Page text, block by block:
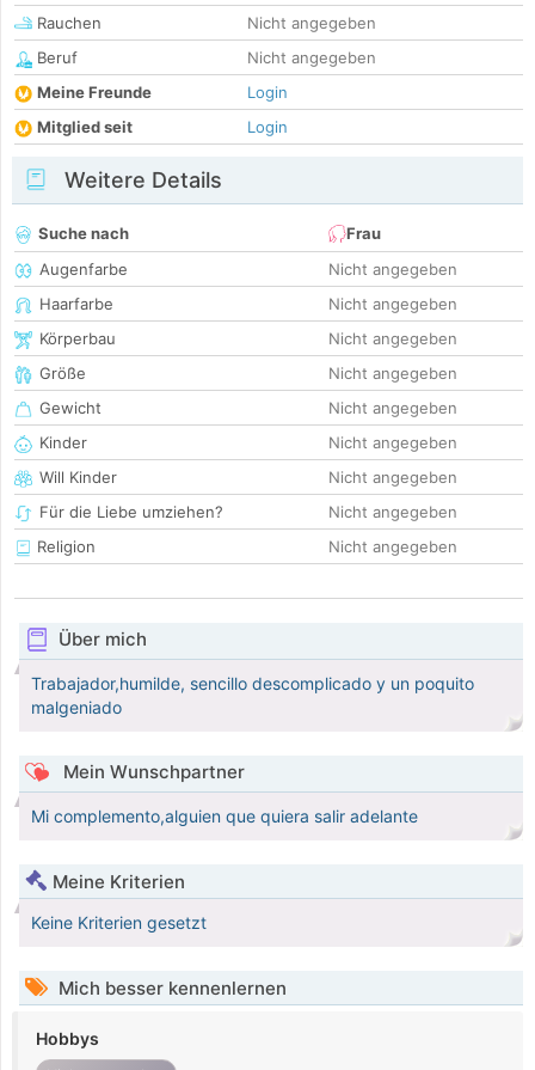
Rauchen
Nicht angegeben
Beruf
Nicht angegeben
Meine Freunde
Login
Mitglied seit
Login
Weitere Details
Suche nach
Frau
Augenfarbe
Nicht angegeben
Haarfarbe
Nicht angegeben
Körperbau
Nicht angegeben
Größe
Nicht angegeben
Gewicht
Nicht angegeben
Kinder
Nicht angegeben
Will Kinder
Nicht angegeben
Für die Liebe umziehen?
Nicht angegeben
Religion
Nicht angegeben
Über mich
Trabajador,humilde, sencillo descomplicado y un poquito
malgeniado
Mein Wunschpartner
Mi complemento,alguien que quiera salir adelante
Meine Kriterien
Keine Kriterien gesetzt
Mich besser kennenlernen
Hobbys